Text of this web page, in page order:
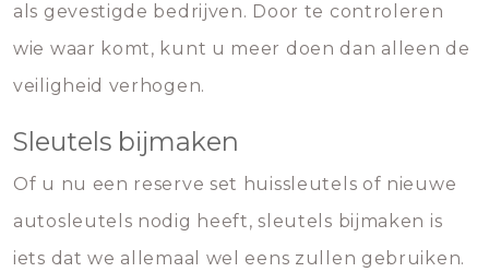
als gevestigde bedrijven. Door te controleren
wie waar komt, kunt u meer doen dan alleen de
veiligheid verhogen.
Sleutels bijmaken
Of u nu een reserve set huissleutels of nieuwe
autosleutels nodig heeft, sleutels bijmaken is
iets dat we allemaal wel eens zullen gebruiken.